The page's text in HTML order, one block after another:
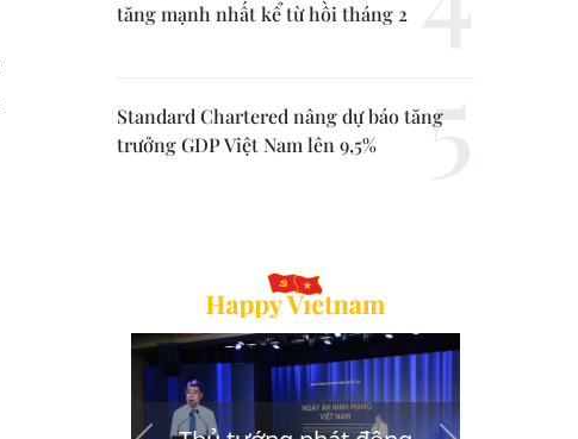
tăng mạnh nhất kể từ hồi tháng 2
Standard Chartered nâng dự báo tăng
trưởng GDP Việt Nam lên 9,5%